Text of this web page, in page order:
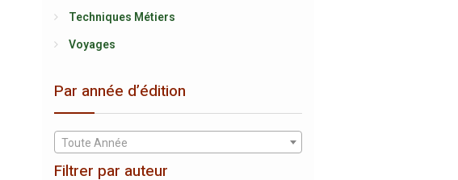
Techniques Métiers
Voyages
Par année d’édition
Toute Année
Filtrer par auteur